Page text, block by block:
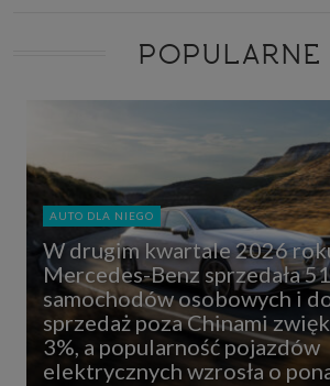
POPULARNE
AUTO DLA NIEGO
W drugim kwartale 2026
Mercedes-Benz sprzedała
samochodów osobowych i
sprzedaż poza Chinami
3%, a popularność pojazdów
elektrycznych wzrosła o